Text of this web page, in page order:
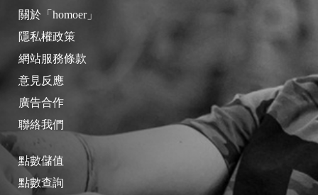
關於「homoer」
隱私權政策
網站服務條款
意見反應
廣告合作
聯絡我們
點數儲值
點數查詢